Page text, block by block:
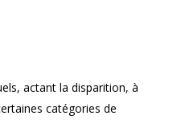
actant la disparition, à
catégories de